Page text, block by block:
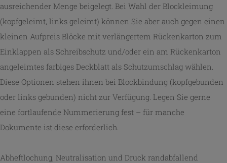
ausreichender Menge beigelegt. Bei Wahl der Blockleimung
(kopfgeleimt, links geleimt) können Sie aber auch gegen einen
kleinen Aufpreis Blöcke mit verlängertem Rückenkarton zum
Einklappen als Schreibschutz und/oder ein am Rückenkarton
angeleimtes farbiges Deckblatt als Schutzumschlag wählen.
Diese Optionen stehen ihnen bei Blockbindung (kopfgebunden
oder links gebunden) nicht zur Verfügung. Legen Sie gerne
eine fortlaufende Nummerierung fest – für manche
Dokumente ist diese erforderlich.
Abheftlochung, Neutralisation und Druck randabfallend